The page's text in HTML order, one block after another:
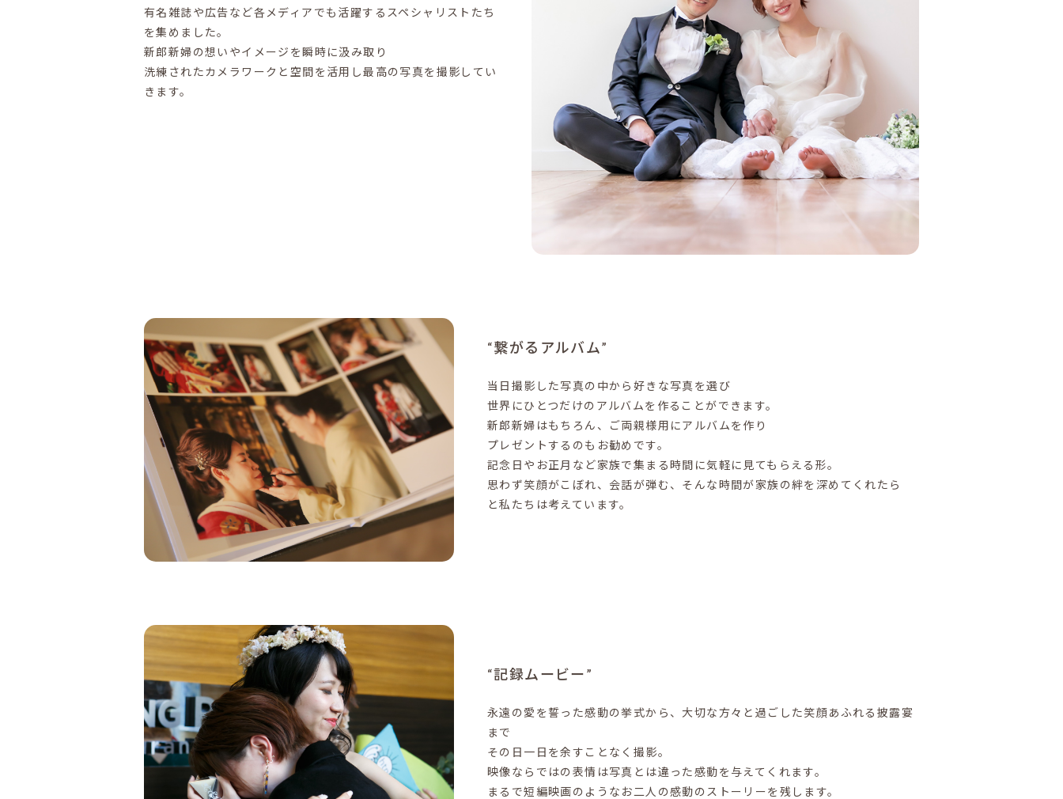
有名雑誌や広告など各メディアでも活躍するスペシャリストたち
を集めました。
新郎新婦の想いやイメージを瞬時に汲み取り
洗練されたカメラワークと空間を活用し最高の写真を撮影してい
きます。
“繋がるアルバム”
当日撮影した写真の中から好きな写真を選び
世界にひとつだけのアルバムを作ることができます。
新郎新婦はもちろん、ご両親様用にアルバムを作り
プレゼントするのもお勧めです。
記念日やお正月など家族で集まる時間に気軽に見てもらえる形。
思わず笑顔がこぼれ、会話が弾む、そんな時間が家族の絆を深めてくれたら
と私たちは考えています。
“記録ムービー”
永遠の愛を誓った感動の挙式から、大切な方々と過ごした笑顔あふれる披露宴
まで
その日一日を余すことなく撮影。
映像ならではの表情は写真とは違った感動を与えてくれます。
まるで短編映画のようなお二人の感動のストーリーを残します。